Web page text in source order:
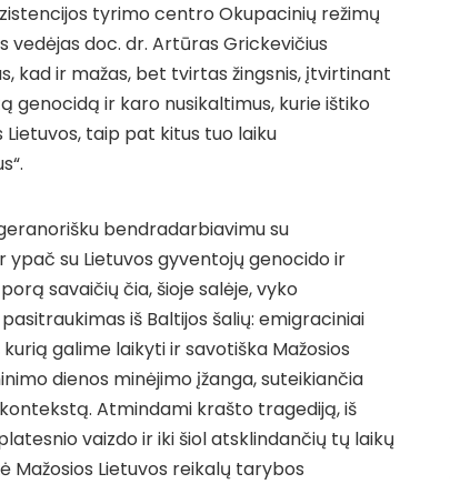
tyrimo centro Okupacinių režimų
vedėjas doc. dr. Artūras Grickevičius
kad ir mažas, bet tvirtas žingsnis, įtvirtinant
genocidą ir karo nusikaltimus, kurie ištiko
Lietuvos, taip pat kitus tuo laiku
bendradarbiavimu su
ypač su Lietuvos gyventojų genocido ir
savaičių čia, šioje salėje, vyko
iš Baltijos šalių: emigraciniai
kurią galime laikyti ir savotiška Mažosios
dienos minėjimo įžanga, suteikiančia
Atmindami krašto tragediją, iš
vaizdo ir iki šiol atsklindančių tų laikų
Mažosios Lietuvos reikalų tarybos